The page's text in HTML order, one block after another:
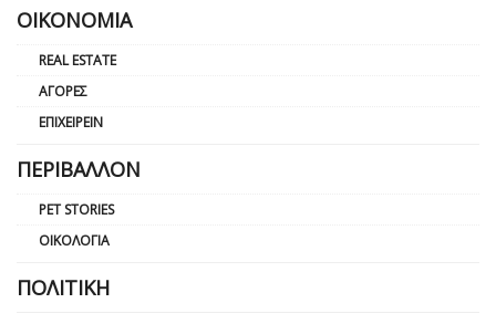
ΟΙΚΟΝΟΜΊΑ
REAL ESTATE
ΑΓΟΡΈΣ
ΕΠΙΧΕΙΡΕΊΝ
ΠΕΡΙΒΆΛΛΟΝ
PET STORIES
ΟΙΚΟΛΟΓΊΑ
ΠΟΛΙΤΙΚΉ